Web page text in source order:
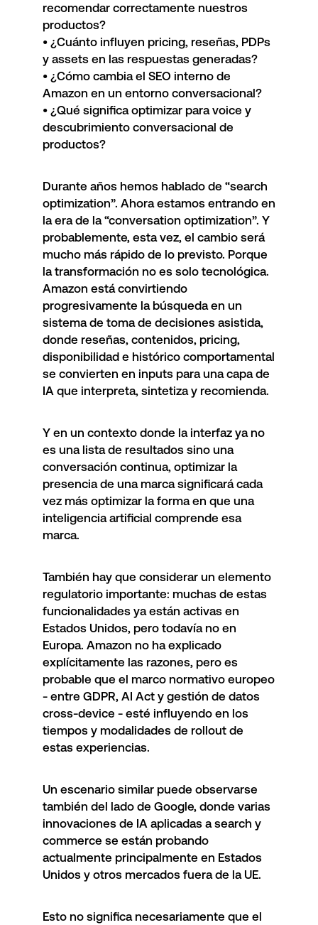
recomendar correctamente nuestros
productos?
• ¿Cuánto influyen pricing, reseñas, PDPs
y assets en las respuestas generadas?
• ¿Cómo cambia el SEO interno de
Amazon en un entorno conversacional?
• ¿Qué significa optimizar para voice y
descubrimiento conversacional de
productos?
Durante años hemos hablado de “search
optimization”. Ahora estamos entrando en
la era de la “conversation optimization”. Y
probablemente, esta vez, el cambio será
mucho más rápido de lo previsto. Porque
la transformación no es solo tecnológica.
Amazon está convirtiendo
progresivamente la búsqueda en un
sistema de toma de decisiones asistida,
donde reseñas, contenidos, pricing,
disponibilidad e histórico comportamental
se convierten en inputs para una capa de
IA que interpreta, sintetiza y recomienda.
Y en un contexto donde la interfaz ya no
es una lista de resultados sino una
conversación continua, optimizar la
presencia de una marca significará cada
vez más optimizar la forma en que una
inteligencia artificial comprende esa
marca.
También hay que considerar un elemento
regulatorio importante: muchas de estas
funcionalidades ya están activas en
Estados Unidos, pero todavía no en
Europa. Amazon no ha explicado
explícitamente las razones, pero es
probable que el marco normativo europeo
- entre GDPR, AI Act y gestión de datos
cross-device - esté influyendo en los
tiempos y modalidades de rollout de
estas experiencias.
Un escenario similar puede observarse
también del lado de Google, donde varias
innovaciones de IA aplicadas a search y
commerce se están probando
actualmente principalmente en Estados
Unidos y otros mercados fuera de la UE.
Esto no significa necesariamente que el